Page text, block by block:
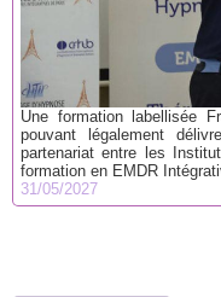
Une formation labellisée
pouvant légalement
partenariat entre les
formation en EMDR
31/05/2027